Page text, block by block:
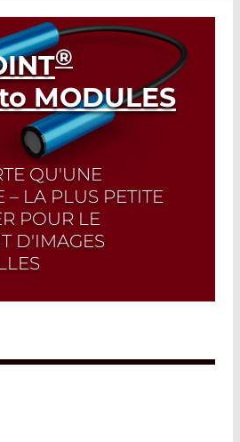
®
MODULES
QU'UNE
– LA PLUS PETITE
POUR LE
D'IMAGES